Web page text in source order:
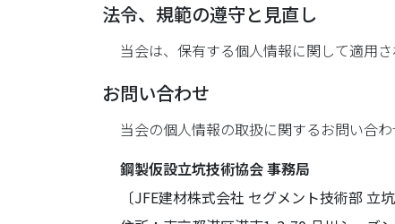
法令、規範の遵守と見直し
当会は、保有する個人情報に関して適用
お問い合わせ
当会の個人情報の取扱に関するお問い合
鋼製仮設立坑技術協会 事務局
〔JFE建材株式会社 セグメント技術部 立